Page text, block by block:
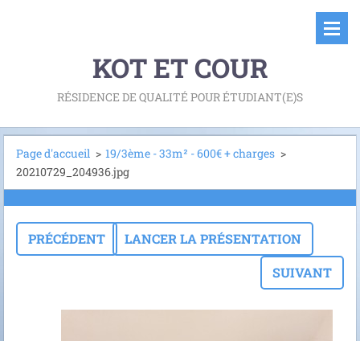
KOT ET COUR
RÉSIDENCE DE QUALITÉ POUR ÉTUDIANT(E)S
Page d'accueil > 19/3ème - 33m² - 600€ + charges >
20210729_204936.jpg
PRÉCÉDENT
LANCER LA PRÉSENTATION
SUIVANT